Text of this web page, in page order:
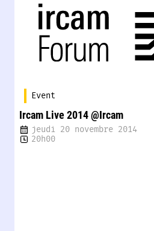
Event
Ircam Live 2014 @Ircam
jeudi 20 novembre 2014
20h00